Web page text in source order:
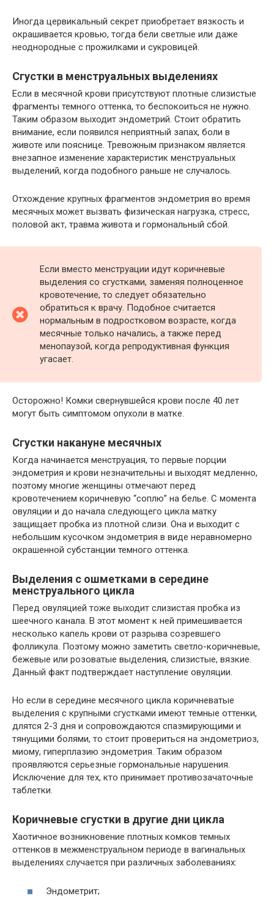
Иногда цервикальный секрет приобретает вязкость и
окрашивается кровью, тогда бели светлые или даже
неоднородные с прожилками и сукровицей.
Сгустки в менструальных выделениях
Если в месячной крови присутствуют плотные слизистые
фрагменты темного оттенка, то беспокоиться не нужно.
Таким образом выходит эндометрий. Стоит обратить
внимание, если появился неприятный запах, боли в
животе или пояснице. Тревожным признаком является
внезапное изменение характеристик менструальных
выделений, когда подобного раньше не случалось.
Отхождение крупных фрагментов эндометрия во время
месячных может вызвать физическая нагрузка, стресс,
половой акт, травма живота и гормональный сбой.
Если вместо менструации идут коричневые
выделения со сгустками, заменяя полноценное
кровотечение, то следует обязательно
обратиться к врачу. Подобное считается
нормальным в подростковом возрасте, когда
месячные только начались, а также перед
менопаузой, когда репродуктивная функция
угасает.
Осторожно! Комки свернувшейся крови после 40 лет
могут быть симптомом опухоли в матке.
Сгустки накануне месячных
Когда начинается менструация, то первые порции
эндометрия и крови незначительны и выходят медленно,
поэтому многие женщины отмечают перед
кровотечением коричневую “соплю” на белье. С момента
овуляции и до начала следующего цикла матку
защищает пробка из плотной слизи. Она и выходит с
небольшим кусочком эндометрия в виде неравномерно
окрашенной субстанции темного оттенка.
Выделения с ошметками в середине
менструального цикла
Перед овуляцией тоже выходит слизистая пробка из
шеечного канала. В этот момент к ней примешивается
несколько капель крови от разрыва созревшего
фолликула. Поэтому можно заметить светло-коричневые,
бежевые или розоватые выделения, слизистые, вязкие.
Данный факт подтверждает наступление овуляции.
Но если в середине месячного цикла коричневатые
выделения с крупными сгустками имеют темные оттенки,
длятся 2-3 дня и сопровождаются спазмирующими и
тянущими болями, то стоит провериться на эндометриоз,
миому, гиперплазию эндометрия. Таким образом
проявляются серьезные гормональные нарушения.
Исключение для тех, кто принимает противозачаточные
таблетки.
Коричневые сгустки в другие дни цикла
Хаотичное возникновение плотных комков темных
оттенков в межменструальном периоде в вагинальных
выделениях случается при различных заболеваниях:
Эндометрит;